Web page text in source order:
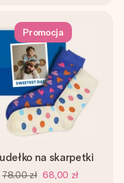
Promocja
na skarpetki
78,00 zł 68,00 zł